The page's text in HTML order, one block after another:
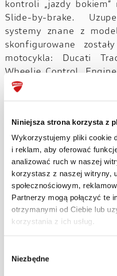
Niniejsza strona korzysta z
Wykorzystujemy pliki cookie
i reklam, aby oferować
analizować ruch w naszej
korzystasz z naszej witryny,
społecznościowym,
Partnerzy mogą połączyć te
otrzymanymi od Ciebie lub
korzystania z ich usług.
zgody
Niezbędne
kontroli „jazdy
Slide-by-brake.
systemy znane z
skonfigurowane
motocykla: Ducati
Wheelie Control,
Power Launch
Up/Down.
System Ducati
specjalne funkcje
torze. Najniższe
kontrolowane i
przedniego koła,
przyjemność z
wyścigowego układu
przeznaczonego
system wspomagania o
W tym przypadku